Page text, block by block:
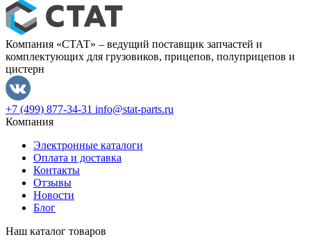
Компания «СТАТ» – ведущий поставщик запчастей и
комплектующих для грузовиков, прицепов, полуприцепов и
цистерн
+7 (499) 877-34-31 info@stat-parts.ru
Компания
Электронные каталоги
Оплата и доставка
Контакты
Отзывы
Новости
Блог
Наш каталог товаров